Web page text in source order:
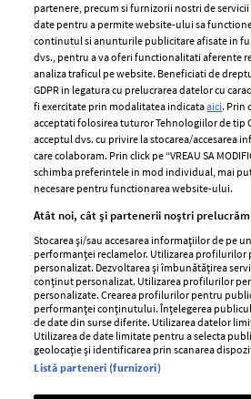
ELLE Style Awards
2024
Despre ELLE
Romania
Contact
Abonamente
GSP
Unica
Baby
Retete
Viva
Pariază responsabil! Decizia ONJN
Jocurile de noroc sunt
partenere, precum si furnizorii nostri de
date pentru a permite website-ului sa
continutul si anunturile publicitare afisate in
dvs., pentru a va oferi functionalitati aferente
analiza traficul pe website. Beneficiati de
GDPR in legatura cu prelucrarea datelor cu
fi exercitate prin modalitatea indicataaici. Prin
acceptati folosirea tuturor Tehnologiilor de tip
acceptul dvs. cu privire la stocarea/accesarea
care colaboram. Prin click pe “VREAU SA
schimba preferintele in mod individual, mai
necesare pentru functionarea website-ului.
Atât noi, cât și partenerii noștri
Stocarea și/sau accesarea informațiilor de pe
performanței reclamelor. Utilizarea
personalizat. Dezvoltarea și îmbunătățirea
conținut personalizat. Utilizarea profilurilor
personalizate. Crearea profilurilor pentru
performanței conținutului. Înțelegerea
de date din surse diferite. Utilizarea datelor
Utilizarea de date limitate pentru a selecta
geolocație și identificarea prin scanarea
Listă parteneri (furnizori)